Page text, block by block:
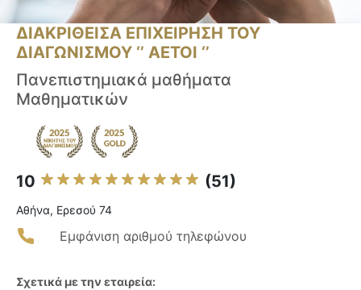
ΔΙΑΚΡΙΘΕΙΣΑ ΕΠΙΧΕΙΡΗΣΗ ΤΟΥ
ΔΙΑΓΩΝΙΣΜΟΥ ‘’ ΑΕΤΟΙ ‘’
Πανεπιστημιακά μαθήματα
Μαθηματικών
10 (51)
Αθήνα, Ερεσού 74
Εμφάνιση αριθμού τηλεφώνου
Σχετικά με την εταιρεία: